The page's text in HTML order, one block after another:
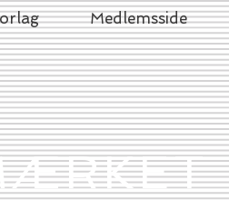
Medlemsside